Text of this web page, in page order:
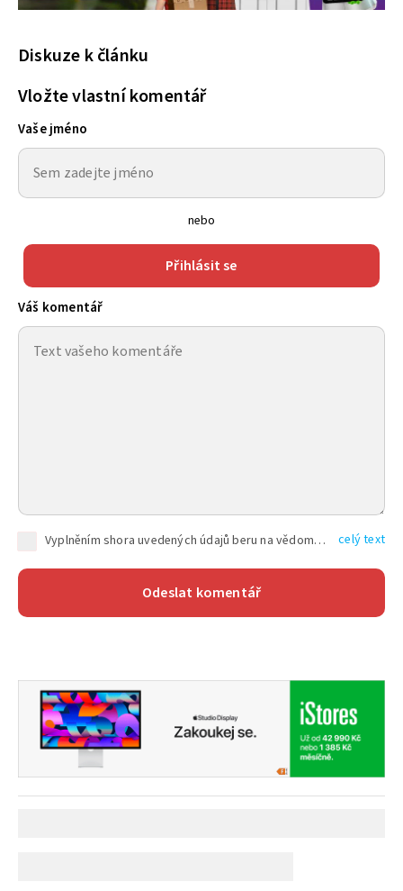
Diskuze k článku
Vložte vlastní komentář
Vaše jméno
nebo
Přihlásit se
Váš komentář
Vyplněním shora uvedených údajů beru na vědomí, že společnost TEXT FACTORY s.r.o., sídlem Brno, Durďákova 336/29, Černá Pole, PSČ: 613 00, IČ: 06157831, zapsané u Krajského soudu v Brně, oddíl C, vložka 100399, bude zpracovávat mé osobní údaje uvedené v rámci mnou vyplněného registračního formuláře na základě oprávněných zájmů TEXT FACTORY s.r.o. dle čl. 6 odst. 1 písm. f) GDPR a pro splnění právních povinností (čl. 6 odst. 1 písm. c) GDPR), a to pro tyto účely: nezbytnost zajistit oprávnění návštěvníka webových stránek provozovaných společností TEXT FACTORY s.r.o. přispívat aktivně ke zveřejněným článkům nebo v rámci diskusních fór a výkon práv TEXT FACTORY s.r.o. jako administrátora těchto diskusních fór. Více informací o zpracování osobních údajů a právech lze nalézt v celý text